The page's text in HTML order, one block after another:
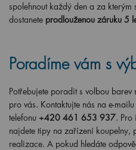
spolehnout každý den a za kterým
dostanete prodlouženou záruku 5
Poradíme vám s
Potřebujete poradit s volbou barev
pro vás. Kontaktujte nás na e-mailu
telefonu +420 461 653 937. Pro
najdete tipy na zařízení koupelny,
realizace. A pokud hledáte